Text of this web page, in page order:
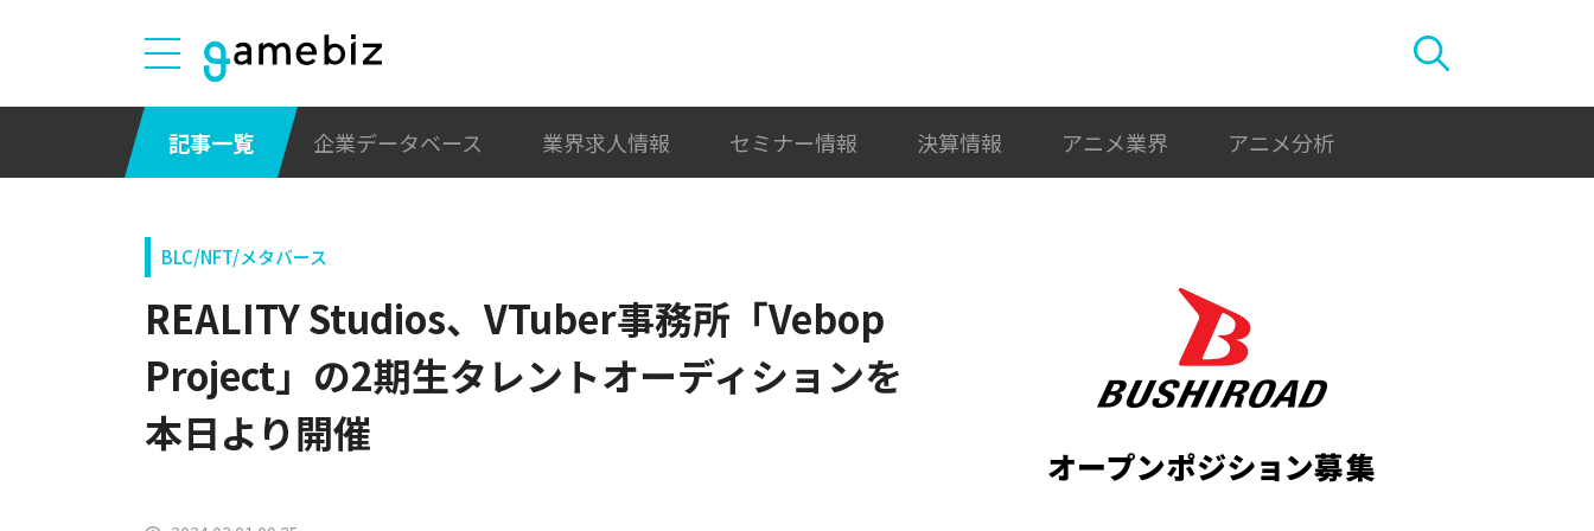
記事一覧 企業データベース 業界求人情報 セミナー情報 決算情報 アニメ業界 アニメ分析
BLC/NFT/メタバース
REALITY Studios、VTuber事務所「Vebop
Project」の2期生タレントオーディションを
本日より開催